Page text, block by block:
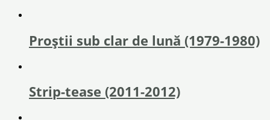
Proștii sub clar de lună (1979-1980)
Strip-tease (2011-2012)